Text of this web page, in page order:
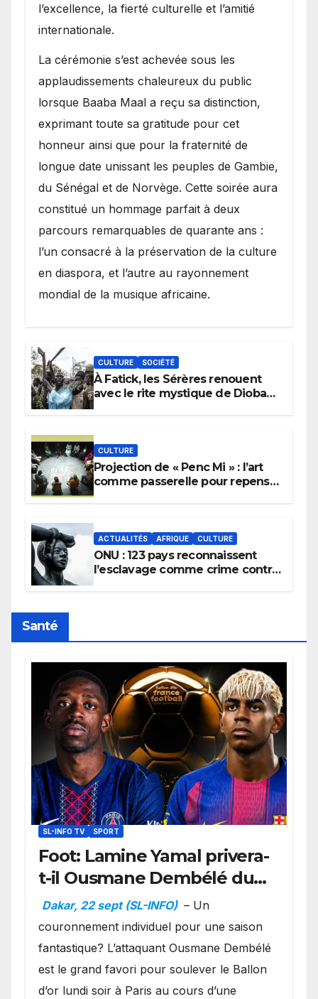
l’excellence, la fierté culturelle et l’amitié
internationale.
​La cérémonie s’est achevée sous les
applaudissements chaleureux du public
lorsque Baaba Maal a reçu sa distinction,
exprimant toute sa gratitude pour cet
honneur ainsi que pour la fraternité de
longue date unissant les peuples de Gambie,
du Sénégal et de Norvège. Cette soirée aura
constitué un hommage parfait à deux
parcours remarquables de quarante ans :
l’un consacré à la préservation de la culture
en diaspora, et l’autre au rayonnement
mondial de la musique africaine.
CULTURE SOCIÉTÉ
À Fatick, les Sérères renouent
avec le rite mystique de Diobaye
CULTURE
Projection de « Penc Mi » : l’art
comme passerelle pour repenser
ACTUALITÉS AFRIQUE CULTURE
ONU : 123 pays reconnaissent
l’esclavage comme crime contre
Santé
SL-INFO TV SPORT
Foot: Lamine Yamal privera-
t-il Ousmane Dembélé du
Ballon d’or ?
Dakar, 22 sept (SL-INFO) – Un
couronnement individuel pour une saison
fantastique? L’attaquant Ousmane Dembélé
est le grand favori pour soulever le Ballon
d’or lundi soir à Paris au cours d’une